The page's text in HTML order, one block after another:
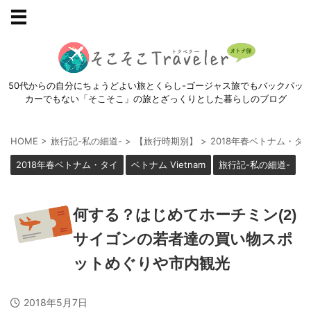
50代からの自分にちょうどよい旅とくらし-ゴージャス旅でもバックパッ
カーでもない「そこそこ」の旅とざっくりとした暮らしのブログ
HOME > 旅行記-私の細道- > 【旅行時期別】 > 2018年春ベトナム・タ
2018年春ベトナム・タイ ベトナム Vietnam 旅行記-私の細道-
何する？はじめてホーチミン(2)
サイゴンの若者達の買い物スポ
ットめぐりや市内観光
2018年5月7日